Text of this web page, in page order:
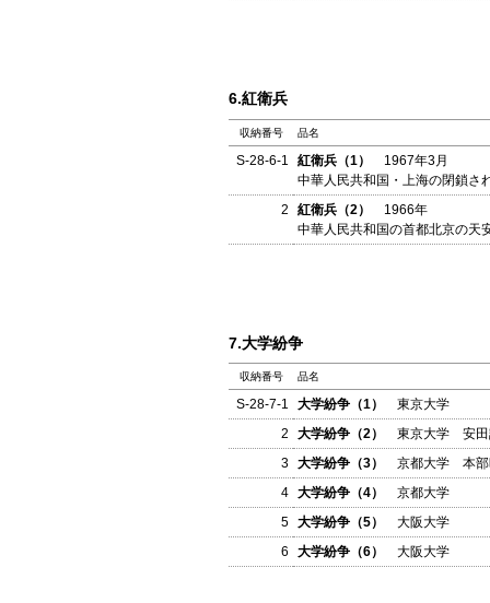
6.紅衛兵
収納番号 品名
S-28-6-1 紅衛兵（1）
1967年3月
中華人民共和国・上海の閉鎖さ
2
紅衛兵（2）
1966年
中華人民共和国の首都北京の天
7.大学紛争
収納番号 品名
S-28-7-1 大学紛争（1）
東京大学
2
大学紛争（2）
東京大学 安田
3 大学紛争（3）
京都大学 本部
4 大学紛争（4）
京都大学
5 大学紛争（5）
大阪大学
6
大学紛争（6） 大阪大学